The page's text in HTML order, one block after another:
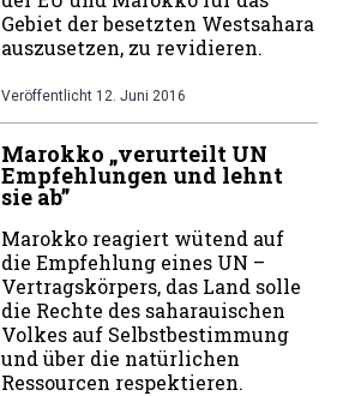
Gebiet der besetzten Westsahara
auszusetzen, zu revidieren.
Veröffentlicht 12. Juni 2016
Marokko „verurteilt UN
Empfehlungen und lehnt
sie ab”
Marokko reagiert wütend auf
die Empfehlung eines UN –
Vertragskörpers, das Land solle
die Rechte des saharauischen
Volkes auf Selbstbestimmung
und über die natürlichen
Ressourcen respektieren.